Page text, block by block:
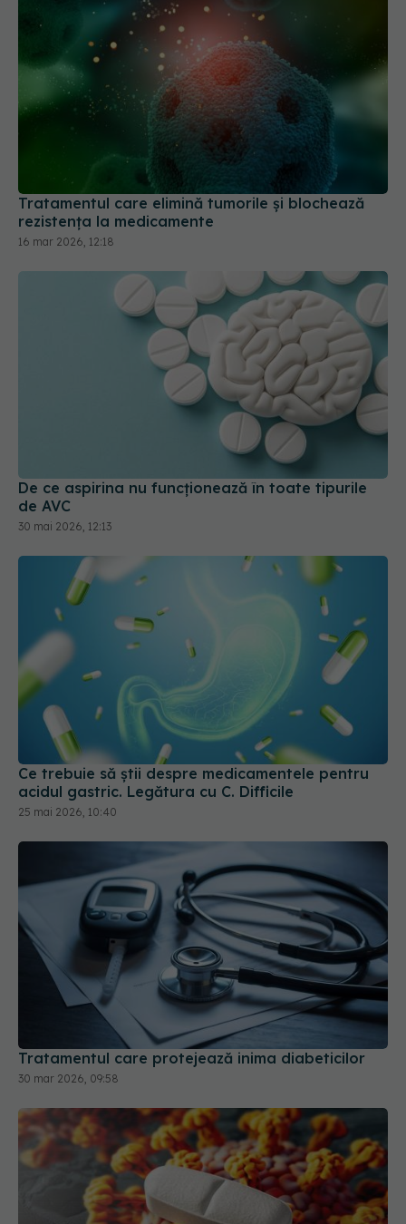
Tratamentul care elimină tumorile și blochează
rezistența la medicamente
16 mar 2026, 12:18
De ce aspirina nu funcționează în toate tipurile
de AVC
30 mai 2026, 12:13
Ce trebuie să știi despre medicamentele pentru
acidul gastric. Legătura cu C. Difficile
25 mai 2026, 10:40
Tratamentul care protejează inima diabeticilor
30 mar 2026, 09:58